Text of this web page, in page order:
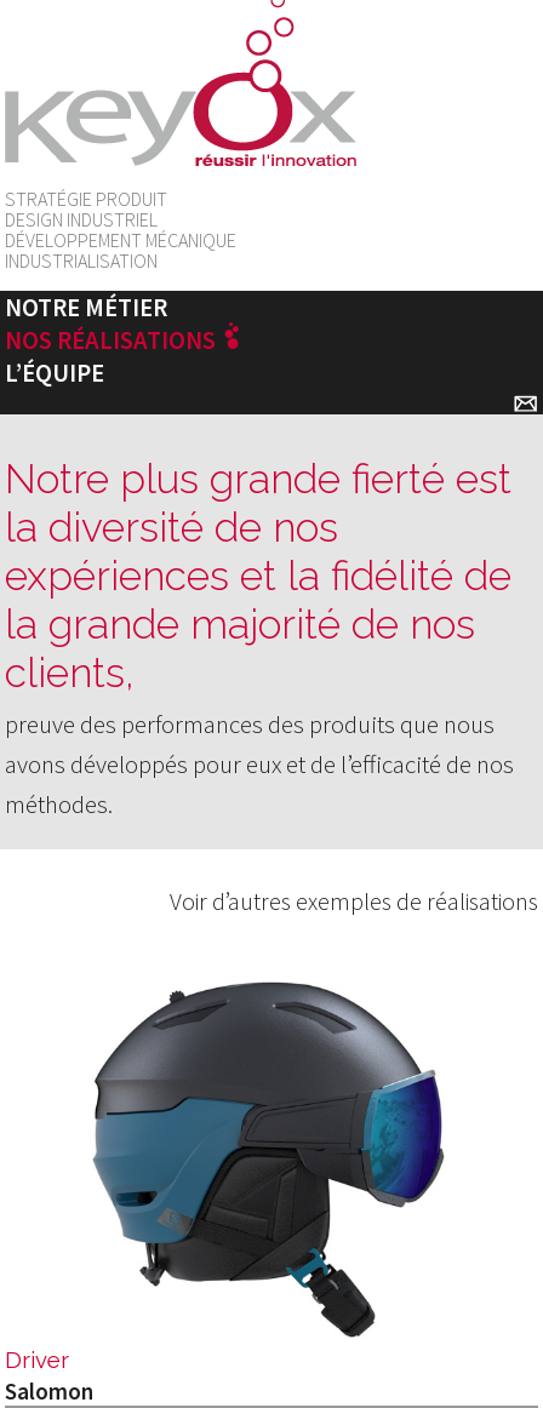
STRATÉGIE PRODUIT
DESIGN INDUSTRIEL
DÉVELOPPEMENT MÉCANIQUE
INDUSTRIALISATION
NOTRE MÉTIER
NOS RÉALISATIONS
L’ÉQUIPE
✉
Notre plus grande fierté est
la diversité de nos
expériences et la fidélité de
la grande majorité de nos
clients,
preuve des performances des produits que nous
avons développés pour eux et de l’efficacité de nos
méthodes.
Voir d’autres exemples de réalisations
Driver
Salomon